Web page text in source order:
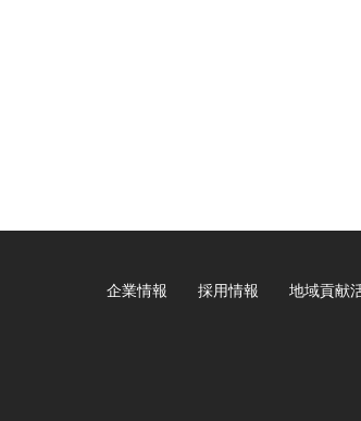
企業情報 採用情報 地域貢献